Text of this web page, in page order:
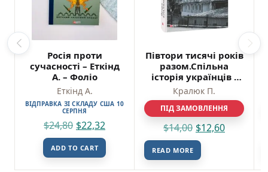
Росія проти
сучасності – Еткінд
А. – Фоліо
Еткінд А.
ВІДПРАВКА ЗІ СКЛАДУ США 10
СЕРПНЯ
$24,80 $22,32
ADD TO CART
Півтори тисячі років
разом.Спільна
історія українців і
тюркських народів –
Кралюк П. – Фоліо
Кралюк П.
ПІД ЗАМОВЛЕННЯ
$14,00 $12,60
READ MORE